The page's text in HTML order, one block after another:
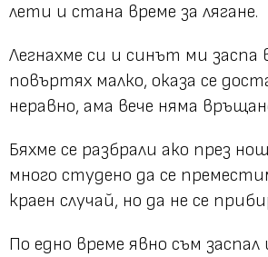
лети и стана време за лягане.
Легнахме си и синът ми заспа
повъртях малко, оказа се
неравно, ама вече няма
Бяхме се разбрали ако през
много студено да се
краен случай, но да не се
По едно време явно съм заспал